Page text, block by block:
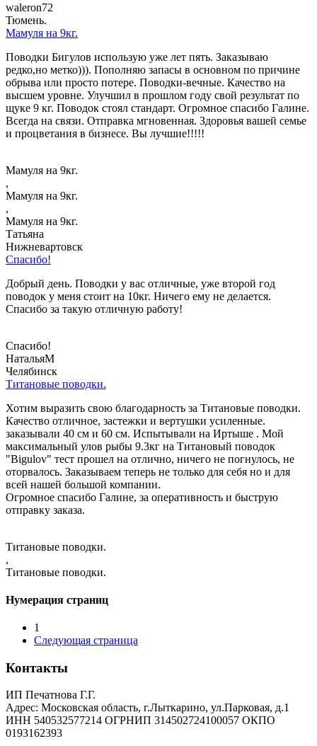
waleron72
Тюмень.
Мамуля на 9кг.
Поводки Бигулов использую уже лет пять. Заказываю
редко,но метко))). Пополняю запасы в основном по причине
обрыва или просто потере. Поводки-вечные. Качество на
высшем уровне. Улучшил в прошлом году свой результат по
щуке 9 кг. Поводок стоял стандарт. Огромное спасибо Галине.
Всегда на связи. Отправка мгновенная. Здоровья вашей семье
и процветания в бизнесе. Вы лучшие!!!!!
Мамуля на 9кг.
,
Мамуля на 9кг.
,
Мамуля на 9кг.
Татьяна
Нижневартовск
Спасибо!
Добрый день. Поводки у вас отличные, уже второй год
поводок у меня стоит на 10кг. Ничего ему не делается.
Спасибо за такую отличную работу!
Спасибо!
НатальяМ
Челябинск
Титановые поводки.
Хотим выразить свою благодарность за Титановые поводки.
Качество отличное, застежки и вертушки усиленные.
заказывали 40 см и 60 см. Испытывали на Иртыше . Мой
максимальный улов рыбы 9.3кг на Титановый поводок
"Bigulov" тест прошел на отлично, ничего не погнулось, не
оторвалось. Заказываем теперь не только для себя но и для
всей нашей большой компании.
Огромное спасибо Галине, за оперативность и быструю
отправку заказа.
Титановые поводки.
,
Титановые поводки.
Нумерация страниц
1
Следующая страница
Контакты
ИП Печатнова Г.Г.
Адрес: Московская область, г.Лыткарино, ул.Парковая, д.1
ИНН 540532577214 ОГРНИП 314502724100057 ОКПО
0193162393